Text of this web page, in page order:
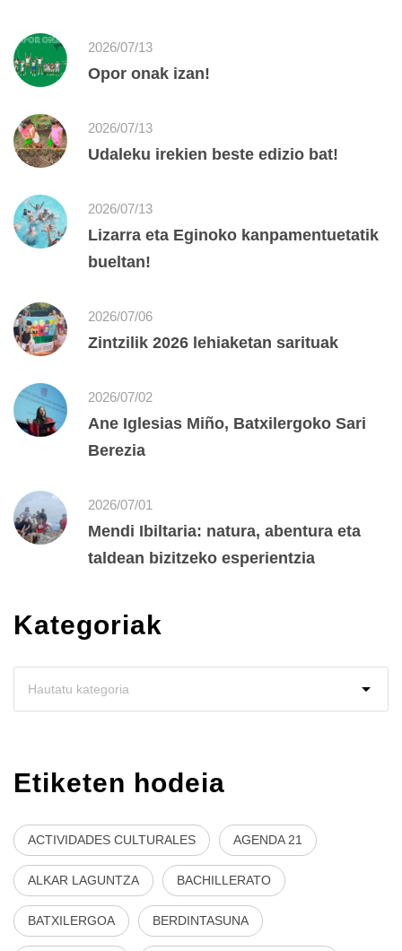
2026/07/13
Opor onak izan!
2026/07/13
Udaleku irekien beste edizio bat!
2026/07/13
Lizarra eta Eginoko kanpamentuetatik
bueltan!
2026/07/06
Zintzilik 2026 lehiaketan sarituak
2026/07/02
Ane Iglesias Miño, Batxilergoko Sari
Berezia
2026/07/01
Mendi Ibiltaria: natura, abentura eta
taldean bizitzeko esperientzia
Kategoriak
Etiketen hodeia
ACTIVIDADES CULTURALES AGENDA 21
ALKAR LAGUNTZA BACHILLERATO
BATXILERGOA BERDINTASUNA